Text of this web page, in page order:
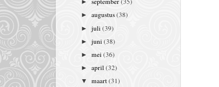
►
►augustus(38)
►juli(39)
►juni(38)
►mei(36)
►april(32)
▼maart(31)